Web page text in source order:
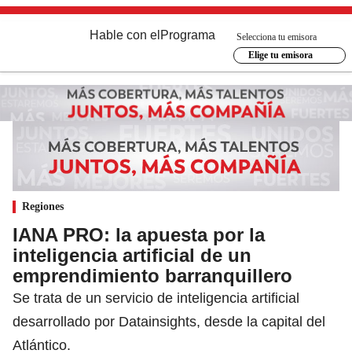
Hable con el Programa
Selecciona tu emisora
Elige tu emisora
Regiones
IANA PRO: la apuesta por la
inteligencia artificial de un
emprendimiento barranquillero
Se trata de un servicio de inteligencia artificial
desarrollado por Datainsights, desde la capital del
Atlántico.